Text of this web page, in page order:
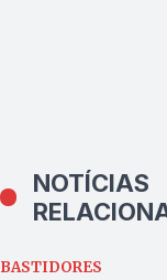
NOTÍCIAS
BASTIDORES